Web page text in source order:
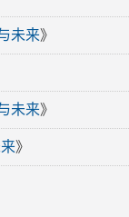
未来》
未来》
》